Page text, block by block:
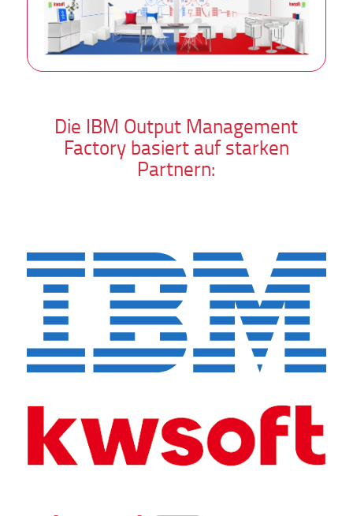
Die IBM Output Management
Factory basiert auf starken
Partnern: